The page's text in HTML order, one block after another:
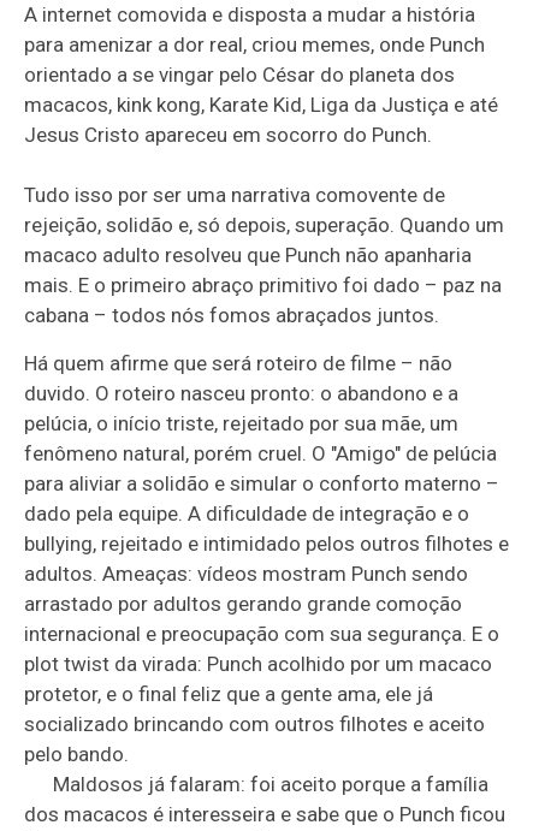
A internet comovida e disposta a mudar a história
para amenizar a dor real, criou memes, onde Punch
orientado a se vingar pelo César do planeta dos
macacos, kink kong, Karate Kid, Liga da Justiça e até
Jesus Cristo apareceu em socorro do Punch.
Tudo isso por ser uma narrativa comovente de
rejeição, solidão e, só depois, superação. Quando um
macaco adulto resolveu que Punch não apanharia
mais. E o primeiro abraço primitivo foi dado – paz na
cabana – todos nós fomos abraçados juntos.
Há quem afirme que será roteiro de filme – não
duvido. O roteiro nasceu pronto: o abandono e a
pelúcia, o início triste, rejeitado por sua mãe, um
fenômeno natural, porém cruel. O "Amigo" de pelúcia
para aliviar a solidão e simular o conforto materno –
dado pela equipe. A dificuldade de integração e o
bullying, rejeitado e intimidado pelos outros filhotes e
adultos. Ameaças: vídeos mostram Punch sendo
arrastado por adultos gerando grande comoção
internacional e preocupação com sua segurança. E o
plot twist da virada: Punch acolhido por um macaco
protetor, e o final feliz que a gente ama, ele já
socializado brincando com outros filhotes e aceito
pelo bando.
Maldosos já falaram: foi aceito porque a família
dos macacos é interesseira e sabe que o Punch ficou